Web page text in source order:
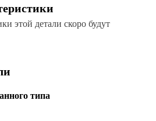
этой детали скоро будут
типа